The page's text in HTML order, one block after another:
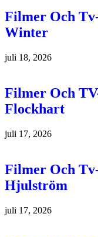
Filmer Och
Winter
juli 18, 2026
Filmer Och
Flockhart
juli 17, 2026
Filmer Och
Hjulström
juli 17, 2026